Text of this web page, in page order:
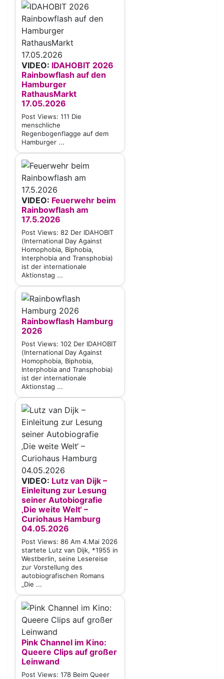
VIDEO: IDAHOBIT 2026
Rainbowflash auf den
Hamburger
RathausMarkt
17.05.2026
Post Views: 111 Die
menschliche
Regenbogenflagge auf dem
Hamburger ...
VIDEO: Feuerwehr beim
Rainbowflash am
17.5.2026
Post Views: 82 Der IDAHOBIT
(International Day Against
Homophobia, Biphobia,
Interphobia and Transphobia)
ist der internationale
Aktionstag ...
Rainbowflash Hamburg
2026
Post Views: 102 Der IDAHOBIT
(International Day Against
Homophobia, Biphobia,
Interphobia and Transphobia)
ist der internationale
Aktionstag ...
VIDEO: Lutz van Dijk –
Einleitung zur Lesung
seiner Autobiografie
‚Die weite Welt‘ –
Curiohaus Hamburg
04.05.2026
Post Views: 86 Am 4.Mai 2026
startete Lutz van Dijk, *1955 in
Westberlin, seine Lesereise
zur Vorstellung des
autobiografischen Romans
„Die ...
Pink Channel im Kino:
Queere Clips auf großer
Leinwand
Post Views: 178 Beim Queer